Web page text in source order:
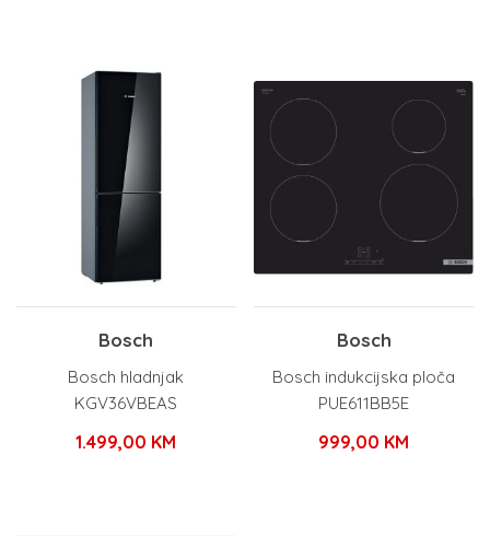
Bosch
Bosch hladnjak
KGV36VBEAS
1.499,00 KM
Bosch
Bosch indukcijska ploča
PUE611BB5E
999,00 KM